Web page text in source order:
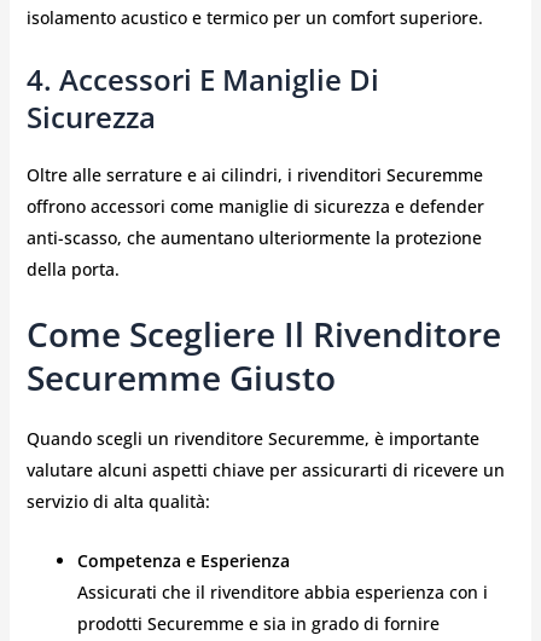
isolamento acustico e termico per un comfort superiore.
4. Accessori E Maniglie Di
Sicurezza
Oltre alle serrature e ai cilindri, i rivenditori Securemme
offrono accessori come maniglie di sicurezza e defender
anti-scasso, che aumentano ulteriormente la protezione
della porta.
Come Scegliere Il Rivenditore
Securemme Giusto
Quando scegli un rivenditore Securemme, è importante
valutare alcuni aspetti chiave per assicurarti di ricevere un
servizio di alta qualità:
Competenza e Esperienza
Assicurati che il rivenditore abbia esperienza con i
prodotti Securemme e sia in grado di fornire